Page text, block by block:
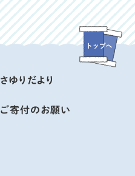
さゆりだより
ご寄付のお願い